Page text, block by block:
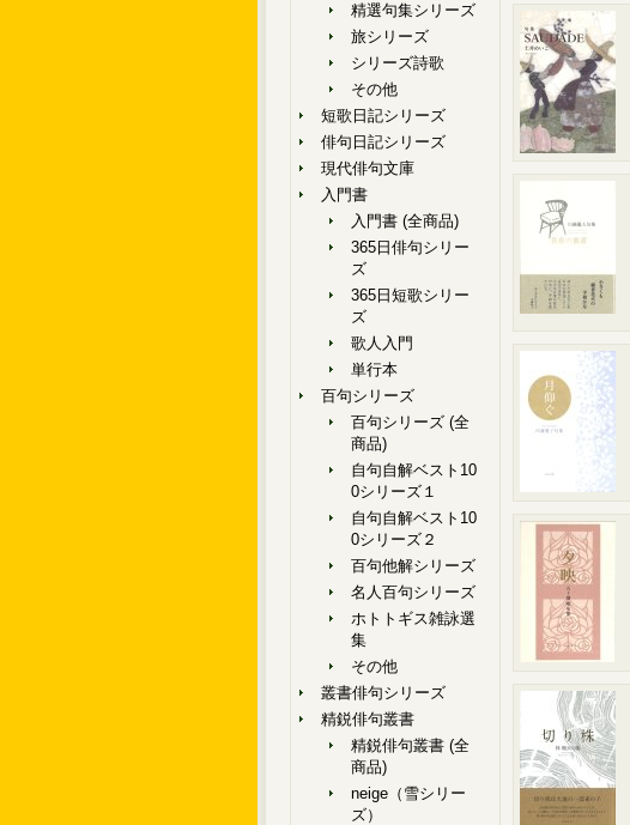
精選句集シリーズ
旅シリーズ
シリーズ詩歌
その他
短歌日記シリーズ
俳句日記シリーズ
現代俳句文庫
入門書
入門書 (全商品)
365日俳句シリー
ズ
365日短歌シリー
ズ
歌人入門
単行本
百句シリーズ
百句シリーズ (全
商品)
自句自解ベスト10
0シリーズ１
自句自解ベスト10
0シリーズ２
百句他解シリーズ
名人百句シリーズ
ホトトギス雑詠選
集
その他
叢書俳句シリーズ
精鋭俳句叢書
精鋭俳句叢書 (全
商品)
neige（雪シリー
ズ）